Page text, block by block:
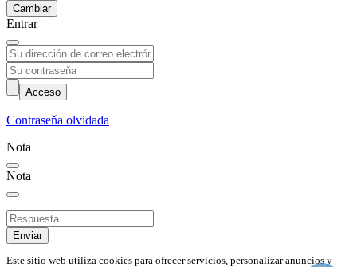
Cambiar
Entrar
Acceso
Contraseňa olvidada
Nota
Nota
Enviar
Este sitio web utiliza cookies para ofrecer servicios, personalizar anuncios y